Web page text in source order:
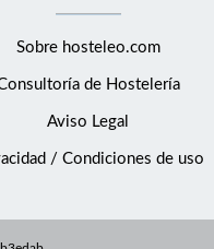
Sobre hosteleo.com
de Hostelería
Aviso Legal
/ Condiciones de uso